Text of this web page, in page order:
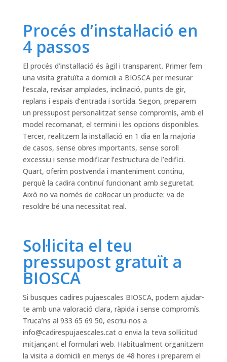
Procés d’instal·lació en
4 passos
El procés d’instal·lació és àgil i transparent. Primer fem
una visita gratuïta a domicili a BIOSCA per mesurar
l’escala, revisar amplades, inclinació, punts de gir,
replans i espais d’entrada i sortida. Segon, preparem
un pressupost personalitzat sense compromís, amb el
model recomanat, el termini i les opcions disponibles.
Tercer, realitzem la instal·lació en 1 dia en la majoria
de casos, sense obres importants, sense soroll
excessiu i sense modificar l’estructura de l’edifici.
Quart, oferim postvenda i manteniment continu,
perquè la cadira continuï funcionant amb seguretat.
Això no va només de col·locar un producte: va de
resoldre bé una necessitat real.
Sol·licita el teu
pressupost gratuït a
BIOSCA
Si busques cadires pujaescales BIOSCA, podem ajudar-
te amb una valoració clara, ràpida i sense compromís.
Truca’ns al 933 65 69 50, escriu-nos a
info@cadirespujaescales.cato envia la teva sol·licitud
mitjançant el formulari web. Habitualment organitzem
la visita a domicili en menys de 48 hores i preparem el